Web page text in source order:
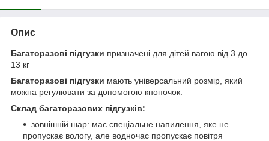
Опис
Багаторазові підгузки призначені для дітей вагою від 3 до
13 кг
Багаторазові підгузки мають універсальний розмір, який
можна регулювати за допомогою кнопочок.
Склад багаторазових підгузків:
зовнішній шар: має спеціальне напилення, яке не
пропускає вологу, але водночас пропускає повітря